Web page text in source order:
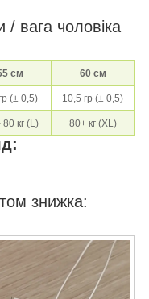
вага чоловіка
см 60 см
(± 0,5) 10,5 гр (± 0,5)
80 кг (L) 80+ кг (XL)
знижка: